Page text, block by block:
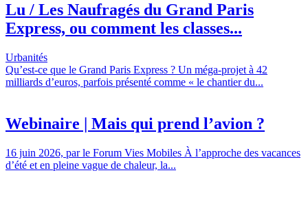
Lu / Les Naufragés du Grand Paris
Express, ou comment les classes...
Urbanités
Qu’est-ce que le Grand Paris Express ? Un méga-projet à 42
milliards d’euros, parfois présenté comme « le chantier du...
Webinaire | Mais qui prend l’avion ?
16 juin 2026, par le Forum Vies Mobiles À l’approche des vacances
d’été et en pleine vague de chaleur, la...